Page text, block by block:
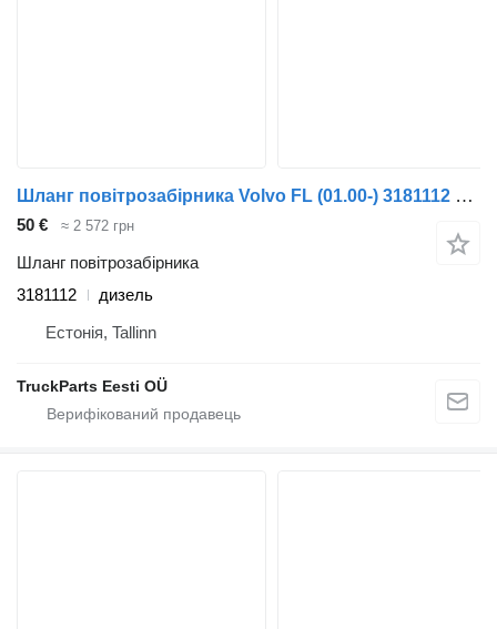
Шланг повітрозабірника Volvo FL (01.00-) 3181112 до тягача Volvo FL, FL6, FL7, FL10, FL12, FS718 (1985-2005)
50 € ≈ 2 572 грн
Шланг повітрозабірника
3181112
дизель
Естонія, Tallinn
TruckParts Eesti OÜ